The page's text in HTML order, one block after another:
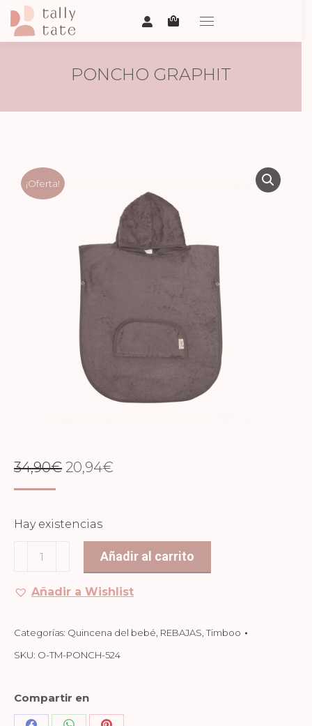
PONCHO GRAPHIT
¡Oferta!
34,90€ EL
ORIGINAL
ERA:
34,90€.
20,94€
ES:
20,94€.
Hay existencias
Poncho
cantidad
Añadir al carrito
Añadir a Wishlist
Categorías: Quincena del bebé REBAJAS Timboo
SKU: O-TM-PONCH-524
Compartir en